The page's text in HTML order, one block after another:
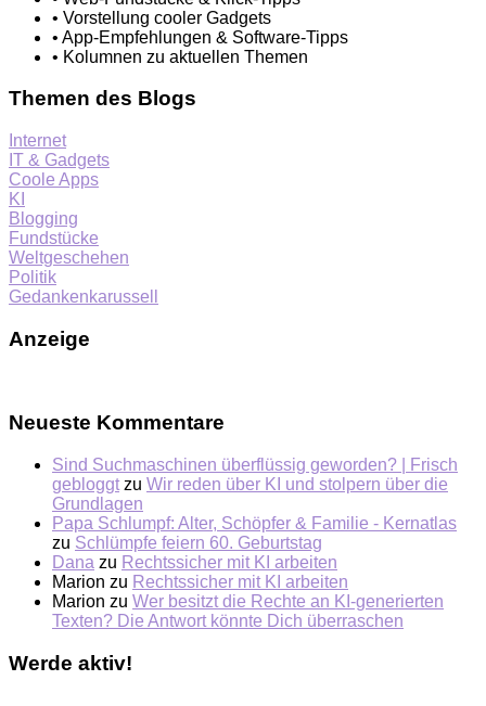
• Vorstellung cooler Gadgets
• App-Empfehlungen & Software-Tipps
• Kolumnen zu aktuellen Themen
Themen des Blogs
Internet
IT & Gadgets
Coole Apps
KI
Blogging
Fundstücke
Weltgeschehen
Politik
Gedankenkarussell
Anzeige
Neueste Kommentare
Sind Suchmaschinen überflüssig geworden? | Frisch
gebloggt zu Wir reden über KI und stolpern über die
Grundlagen
Papa Schlumpf: Alter, Schöpfer & Familie - Kernatlas
zu Schlümpfe feiern 60. Geburtstag
Dana zu Rechtssicher mit KI arbeiten
Marion zu Rechtssicher mit KI arbeiten
Marion zu Wer besitzt die Rechte an KI-generierten
Texten? Die Antwort könnte Dich überraschen
Werde aktiv!